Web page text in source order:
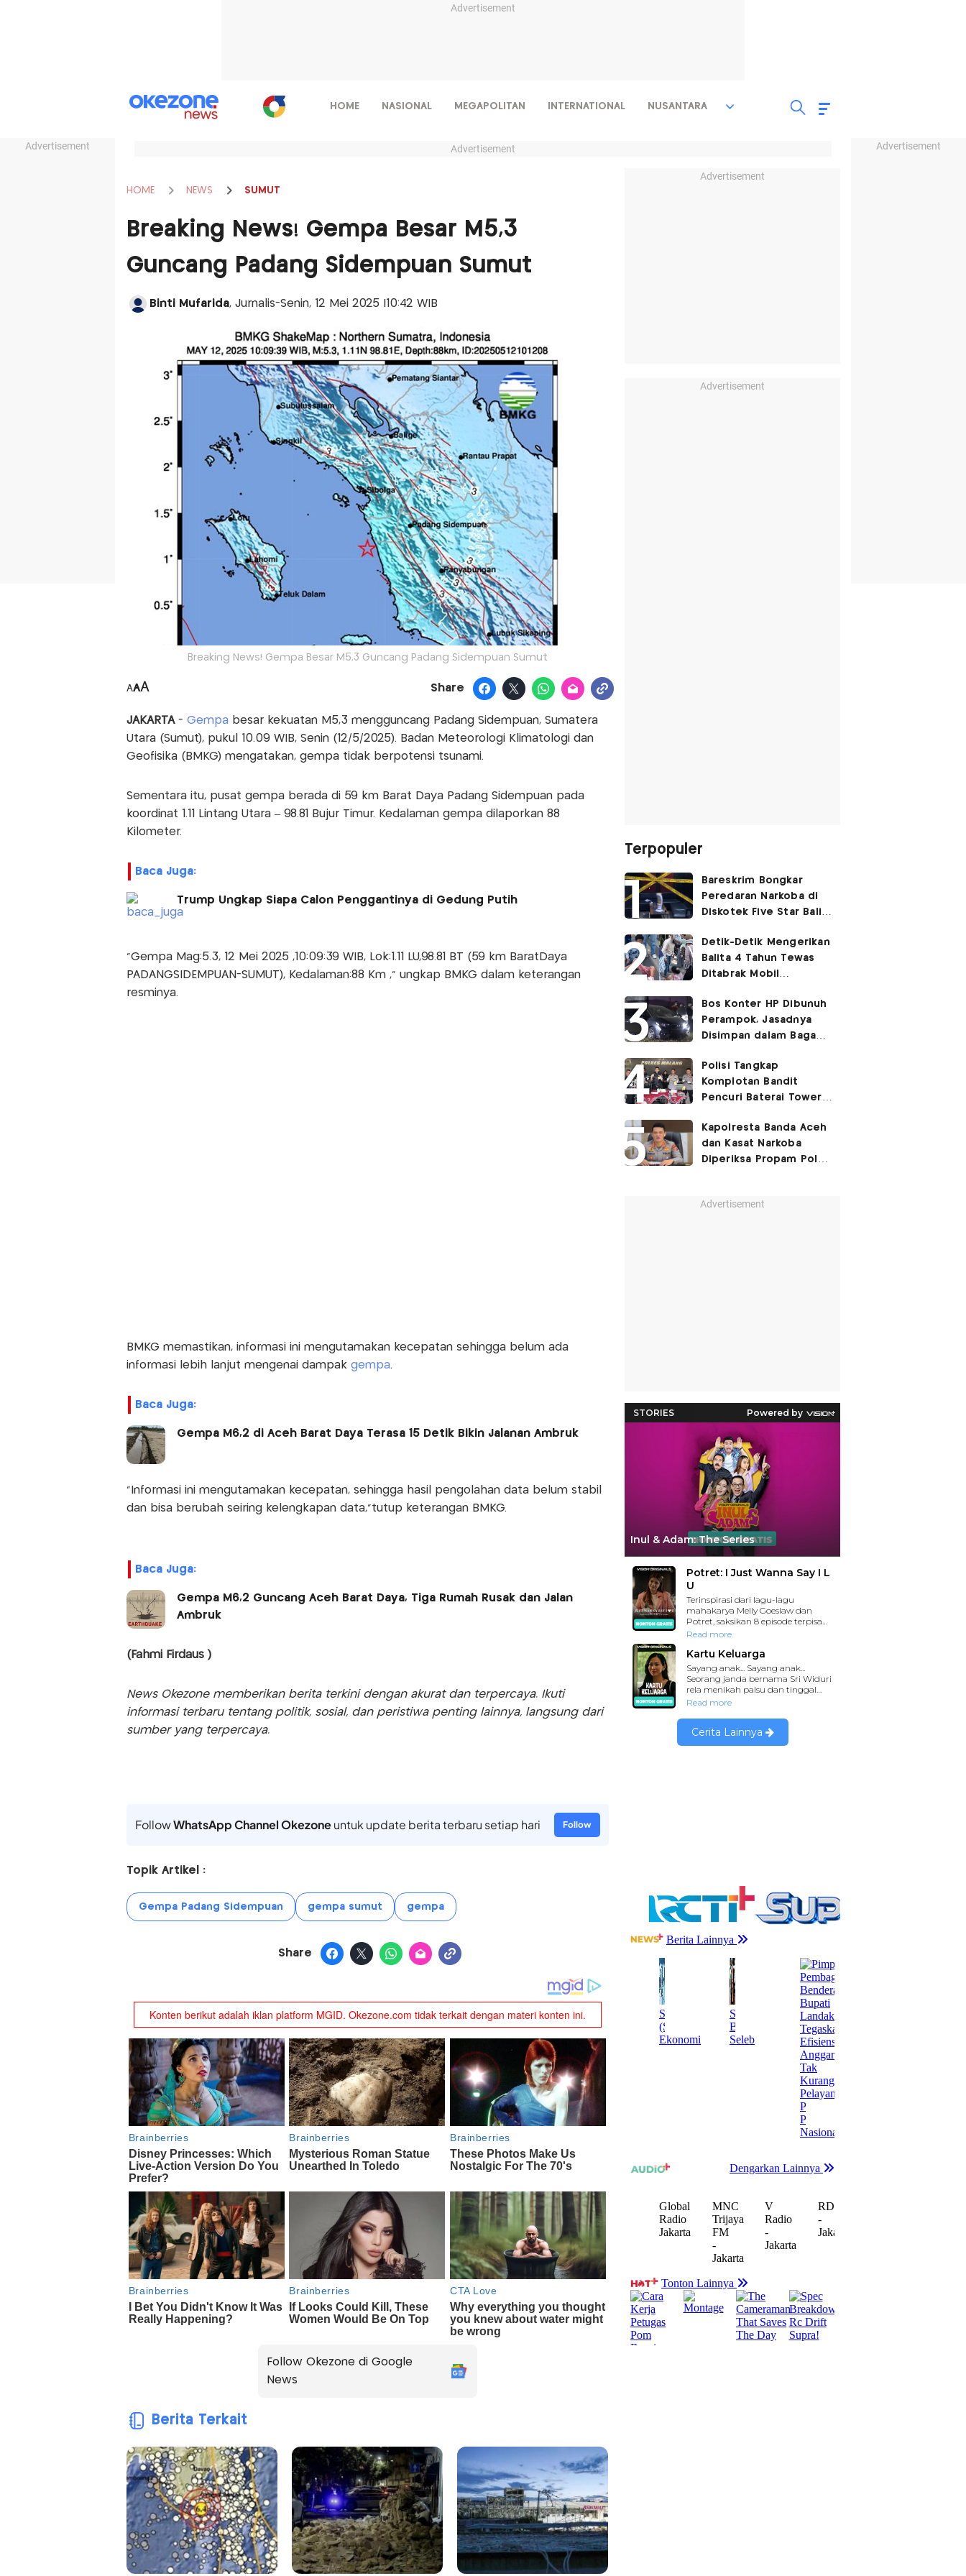
Advertisement
Advertisement Advertisement
HOME NASIONAL MEGAPOLITAN INTERNATIONAL NUSANTARA
Advertisement
HOME NEWS SUMUT
Breaking News! Gempa Besar M5,3
Guncang Padang Sidempuan Sumut
Binti Mufarida, Jurnalis-Senin, 12 Mei 2025 |10:42 WIB
Breaking News! Gempa Besar M5,3 Guncang Padang Sidempuan Sumut
AAA Share
JAKARTA - Gempa besar kekuatan M5,3 mengguncang Padang Sidempuan, Sumatera
Utara (Sumut), pukul 10.09 WIB, Senin (12/5/2025). Badan Meteorologi Klimatologi dan
Geofisika (BMKG) mengatakan, gempa tidak berpotensi tsunami.
Sementara itu, pusat gempa berada di 59 km Barat Daya Padang Sidempuan pada
koordinat 1.11 Lintang Utara – 98.81 Bujur Timur. Kedalaman gempa dilaporkan 88
Kilometer.
Baca Juga:
Trump Ungkap Siapa Calon Penggantinya di Gedung Putih
“Gempa Mag:5.3, 12 Mei 2025 ,10:09:39 WIB, Lok:1.11 LU,98.81 BT (59 km BaratDaya
PADANGSIDEMPUAN-SUMUT), Kedalaman:88 Km ,” ungkap BMKG dalam keterangan
resminya.
BMKG memastikan, informasi ini mengutamakan kecepatan sehingga belum ada
informasi lebih lanjut mengenai dampakgempa.
Baca Juga:
Gempa M6,2 di Aceh Barat Daya Terasa 15 Detik Bikin Jalanan Ambruk
“Informasi ini mengutamakan kecepatan, sehingga hasil pengolahan data belum stabil
dan bisa berubah seiring kelengkapan data,”tutup keterangan BMKG.
Baca Juga:
Gempa M6,2 Guncang Aceh Barat Daya, Tiga Rumah Rusak dan Jalan
Ambruk
(Fahmi Firdaus )
News Okezone memberikan berita terkini dengan akurat dan terpercaya. Ikuti
informasi terbaru tentang politik, sosial, dan peristiwa penting lainnya, langsung dari
sumber yang terpercaya.
FollowWhatsApp Channel Okezoneuntuk update berita terbaru setiap hari Follow
Topik Artikel :
Gempa Padang Sidempuan gempa sumut gempa
Share
Follow Okezone di Google
News
Berita Terkait
Advertisement
Advertisement
Terpopuler
Bareskrim Bongkar
Peredaran Narkoba di
Diskotek Five Star Bali,
Detik-Detik Mengerikan
Balita 4 Tahun Tewas
Ditabrak Mobil
Bos Konter HP Dibunuh
Perampok, Jasadnya
Disimpan dalam Bagasi
Polisi Tangkap
Komplotan Bandit
Pencuri Baterai Tower,
Juta
Kapolresta Banda Aceh
dan Kasat Narkoba
Diperiksa Propam Polri,
Advertisement